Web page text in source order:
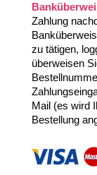
Zahlung
zu tätigen,
überweisen
Mail (es wird
Bestellung